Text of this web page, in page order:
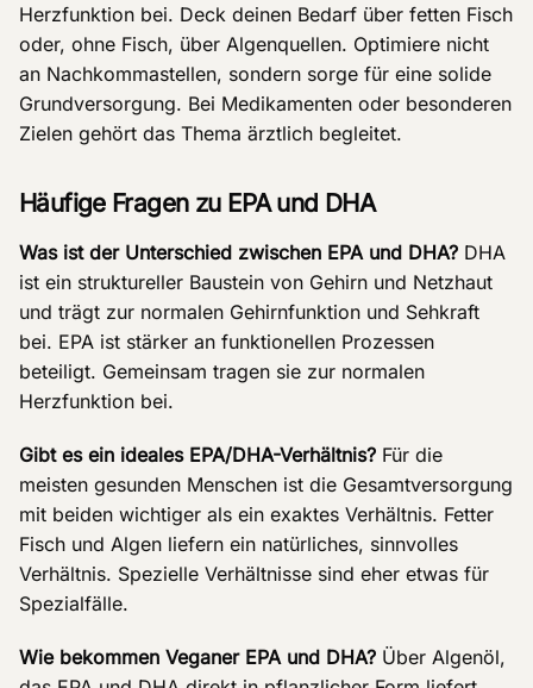
Herzfunktion bei. Deck deinen Bedarf über fetten Fisch
oder, ohne Fisch, über Algenquellen. Optimiere nicht
an Nachkommastellen, sondern sorge für eine solide
Grundversorgung. Bei Medikamenten oder besonderen
Zielen gehört das Thema ärztlich begleitet.
Häufige Fragen zu EPA und DHA
Was ist der Unterschied zwischen EPA und DHA? DHA
ist ein struktureller Baustein von Gehirn und Netzhaut
und trägt zur normalen Gehirnfunktion und Sehkraft
bei. EPA ist stärker an funktionellen Prozessen
beteiligt. Gemeinsam tragen sie zur normalen
Herzfunktion bei.
Gibt es ein ideales EPA/DHA-Verhältnis? Für die
meisten gesunden Menschen ist die Gesamtversorgung
mit beiden wichtiger als ein exaktes Verhältnis. Fetter
Fisch und Algen liefern ein natürliches, sinnvolles
Verhältnis. Spezielle Verhältnisse sind eher etwas für
Spezialfälle.
Wie bekommen Veganer EPA und DHA? Über Algenöl,